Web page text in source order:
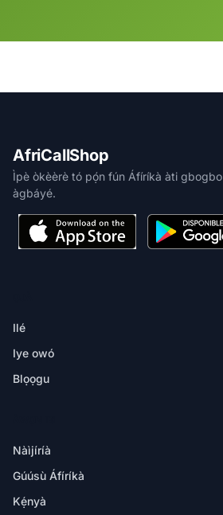
AfriCallShop
Ìpè òkèèrè tó pọ́n fún Áfíríkà àti gbogbo
àgbáyé.
Ilé
Iye owó
Blọọgu
Nàìjíríà
Gúúsù Áfíríkà
Kẹ́nyà